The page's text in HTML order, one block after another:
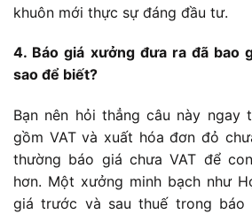
khuôn mới thực sự đáng đầu tư.
4. Báo giá xưởng đưa ra đã bao
sao để biết?
Bạn nên hỏi thẳng câu này ngay
gồm VAT và xuất hóa đơn đỏ
thường báo giá chưa VAT để
hơn. Một xưởng minh bạch như
giá trước và sau thuế trong báo